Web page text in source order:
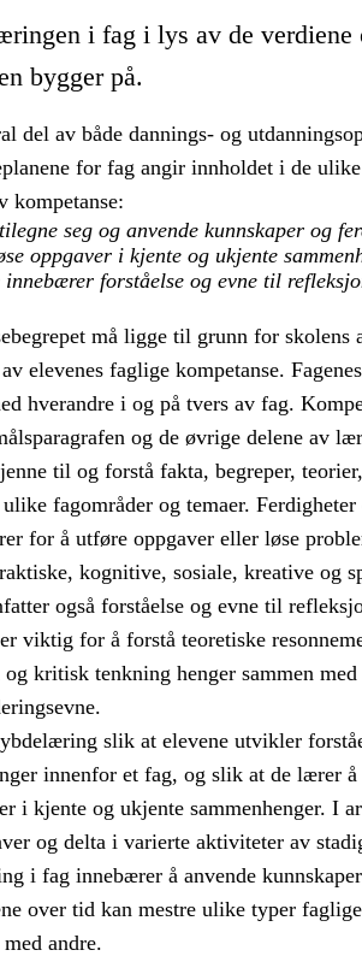
i fag i lys av de verdiene
bygger på.
del av både dannings- og
for fag angir innholdet i de
kompetanse:
seg og anvende kunnskaper og
oppgaver i kjente og ukjente
innebærer forståelse og evne til
må ligge til grunn for skolens
elevenes faglige kompetanse.
hverandre i og på tvers av fag.
og de øvrige delene av
til og forstå fakta, begreper,
fagområder og temaer. Ferdigheter
for å utføre oppgaver eller løse
kognitive, sosiale, kreative og
også forståelse og evne til
viktig for å forstå teoretiske
kritisk tenkning henger sammen
slik at elevene utvikler
innenfor et fag, og slik at de lærer
i kjente og ukjente sammenhenger. I
og delta i varierte aktiviteter av
i fag innebærer å anvende
over tid kan mestre ulike typer
andre.